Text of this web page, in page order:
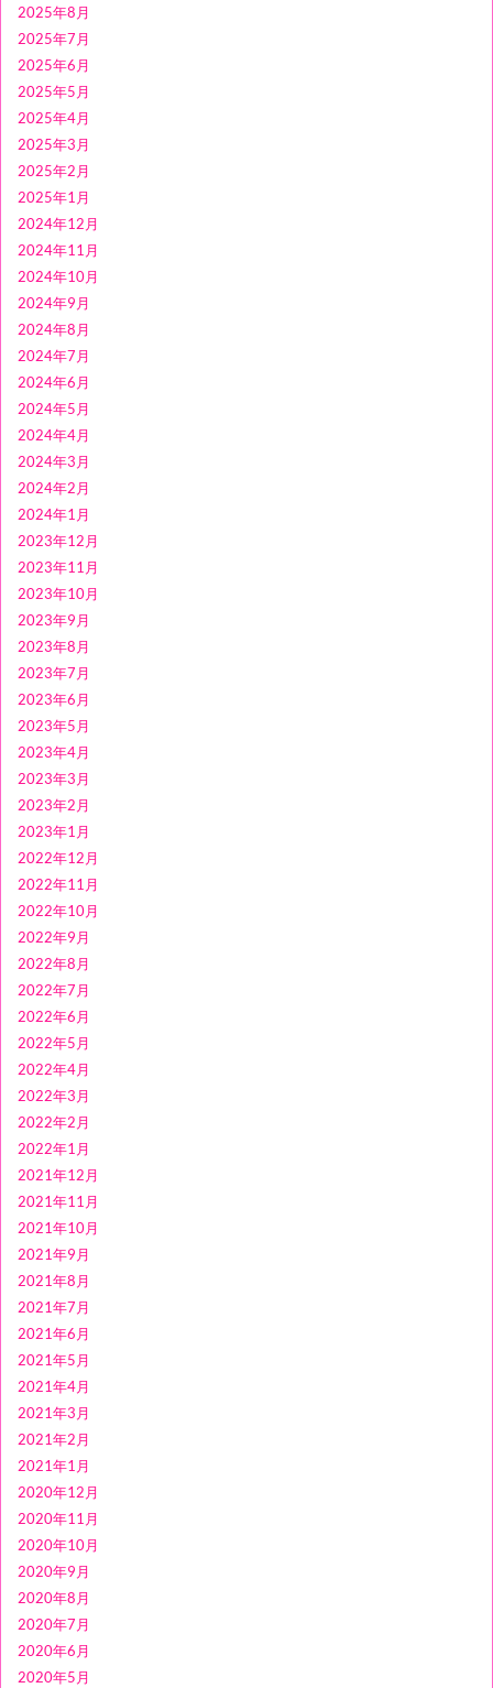
2025年8月
2025年7月
2025年6月
2025年5月
2025年4月
2025年3月
2025年2月
2025年1月
2024年12月
2024年11月
2024年10月
2024年9月
2024年8月
2024年7月
2024年6月
2024年5月
2024年4月
2024年3月
2024年2月
2024年1月
2023年12月
2023年11月
2023年10月
2023年9月
2023年8月
2023年7月
2023年6月
2023年5月
2023年4月
2023年3月
2023年2月
2023年1月
2022年12月
2022年11月
2022年10月
2022年9月
2022年8月
2022年7月
2022年6月
2022年5月
2022年4月
2022年3月
2022年2月
2022年1月
2021年12月
2021年11月
2021年10月
2021年9月
2021年8月
2021年7月
2021年6月
2021年5月
2021年4月
2021年3月
2021年2月
2021年1月
2020年12月
2020年11月
2020年10月
2020年9月
2020年8月
2020年7月
2020年6月
2020年5月